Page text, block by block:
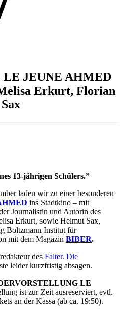
LE JEUNE AHMED
Erkurt, Florian
13-jährigen Schülers.”
laden wir zu einer besonderen
ins Stadtkino – mit
Journalistin und Autorin des
Erkurt, sowie Helmut Sax,
Boltzmann Institut für
mit dem Magazin BIBER.
des Falter. Die
leider kurzfristig absagen.
LE
ist zur Zeit ausreserviert, evtl.
an der Kassa (ab ca. 19:50).